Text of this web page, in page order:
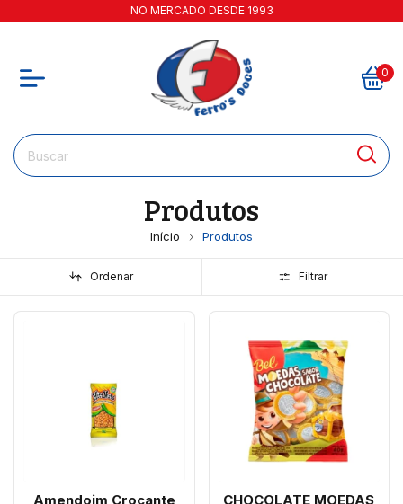
NO MERCADO DESDE 1993
0
Produtos
Início Produtos
Ordenar Filtrar
Amendoim Crocante
CHOCOLATE MOEDAS